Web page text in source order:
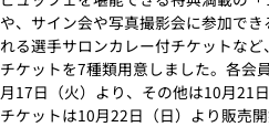
や、サイン会や写真撮影会に参加で
れる選手サロンカレー付チケットな
チケットを7種類用意しました。各会
月17日（火）より、その他は10月21
チケットは10月22日（日）より販売開